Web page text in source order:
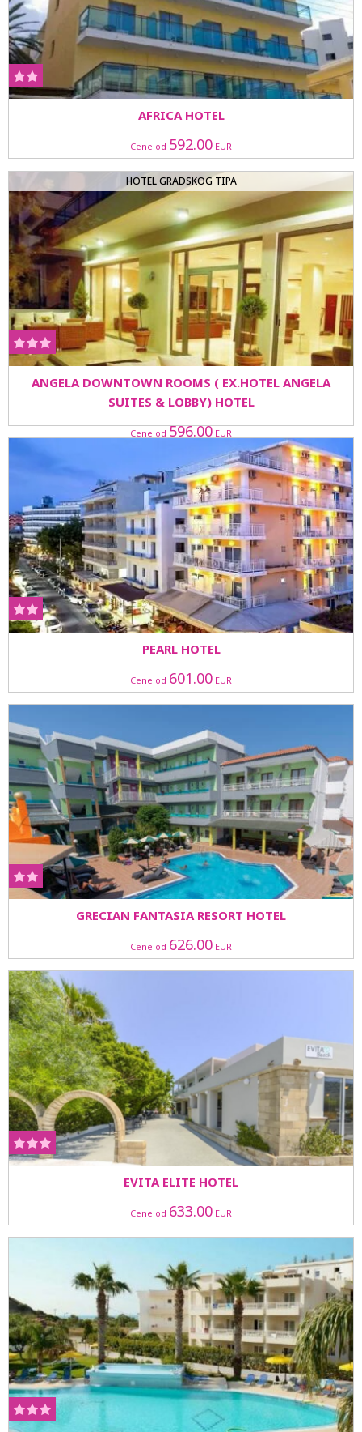
AFRICA HOTEL
Cene od 592.00 EUR
HOTEL GRADSKOG TIPA
ANGELA DOWNTOWN ROOMS ( EX.HOTEL ANGELA
SUITES & LOBBY) HOTEL
Cene od 596.00 EUR
PEARL HOTEL
Cene od 601.00 EUR
GRECIAN FANTASIA RESORT HOTEL
Cene od 626.00 EUR
EVITA ELITE HOTEL
Cene od 633.00 EUR